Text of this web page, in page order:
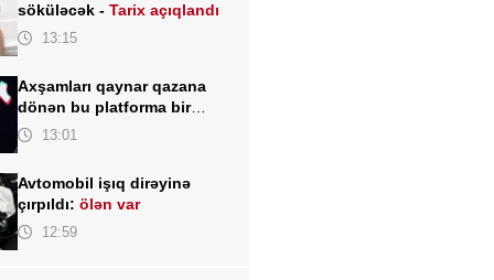
söküləcək -Tarix açıqlandı
13:15
Axşamları qaynar qazana
dönən bu platforma bir
zümrə qadınlarla dolu olur...
13:01
Avtomobil işıq dirəyinə
çırpıldı: ölən var
12:59